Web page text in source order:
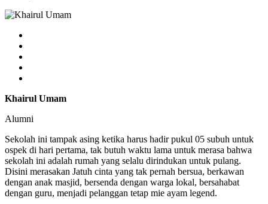
Khairul Umam
Alumni
Sekolah ini tampak asing ketika harus hadir pukul 05 subuh untuk
ospek di hari pertama, tak butuh waktu lama untuk merasa bahwa
sekolah ini adalah rumah yang selalu dirindukan untuk pulang.
Disini merasakan Jatuh cinta yang tak pernah bersua, berkawan
dengan anak masjid, bersenda dengan warga lokal, bersahabat
dengan guru, menjadi pelanggan tetap mie ayam legend.